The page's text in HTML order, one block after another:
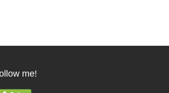
me!